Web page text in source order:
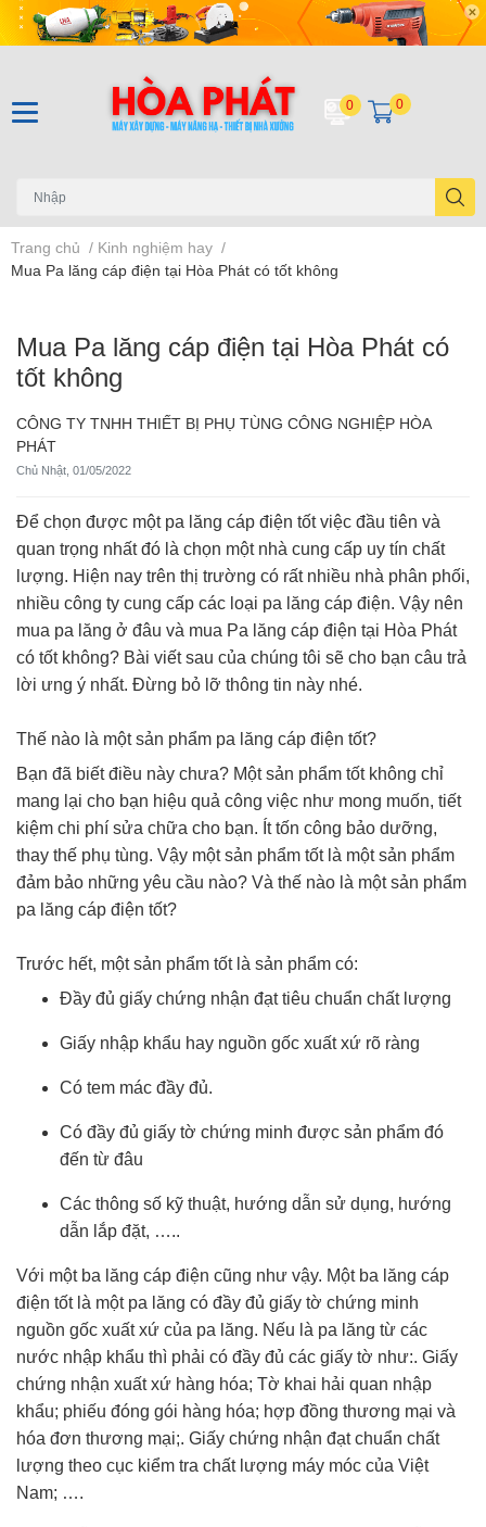
0 0
Trang chủ / Kinh nghiệm hay /
Mua Pa lăng cáp điện tại Hòa Phát có tốt không
Mua Pa lăng cáp điện tại Hòa Phát có
tốt không
CÔNG TY TNHH THIẾT BỊ PHỤ TÙNG CÔNG NGHIỆP HÒA
PHÁT
Chủ Nhật, 01/05/2022
Để chọn được một pa lăng cáp điện tốt việc đầu tiên và
quan trọng nhất đó là chọn một nhà cung cấp uy tín chất
lượng. Hiện nay trên thị trường có rất nhiều nhà phân phối,
nhiều công ty cung cấp các loại pa lăng cáp điện. Vậy nên
mua pa lăng ở đâu và mua Pa lăng cáp điện tại Hòa Phát
có tốt không? Bài viết sau của chúng tôi sẽ cho bạn câu trả
lời ưng ý nhất. Đừng bỏ lỡ thông tin này nhé.
Thế nào là một sản phẩm pa lăng cáp điện tốt?
Bạn đã biết điều này chưa? Một sản phẩm tốt không chỉ
mang lại cho bạn hiệu quả công việc như mong muốn, tiết
kiệm chi phí sửa chữa cho bạn. Ít tốn công bảo dưỡng,
thay thế phụ tùng. Vậy một sản phẩm tốt là một sản phẩm
đảm bảo những yêu cầu nào? Và thế nào là một sản phẩm
pa lăng cáp điện tốt?
Trước hết, một sản phẩm tốt là sản phẩm có:
Đầy đủ giấy chứng nhận đạt tiêu chuẩn chất lượng
Giấy nhập khẩu hay nguồn gốc xuất xứ rõ ràng
Có tem mác đầy đủ.
Có đầy đủ giấy tờ chứng minh được sản phẩm đó
đến từ đâu
Các thông số kỹ thuật, hướng dẫn sử dụng, hướng
dẫn lắp đặt, …..
Với một ba lăng cáp điện cũng như vậy. Một ba lăng cáp
điện tốt là một pa lăng có đầy đủ giấy tờ chứng minh
nguồn gốc xuất xứ của pa lăng. Nếu là pa lăng từ các
nước nhập khẩu thì phải có đầy đủ các giấy tờ như:. Giấy
chứng nhận xuất xứ hàng hóa; Tờ khai hải quan nhập
khẩu; phiếu đóng gói hàng hóa; hợp đồng thương mại và
hóa đơn thương mại;. Giấy chứng nhận đạt chuẩn chất
lượng theo cục kiểm tra chất lượng máy móc của Việt
Nam; ….